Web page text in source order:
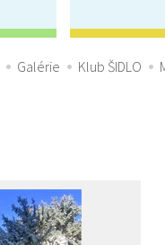
Galérie Klub ŠIDLO